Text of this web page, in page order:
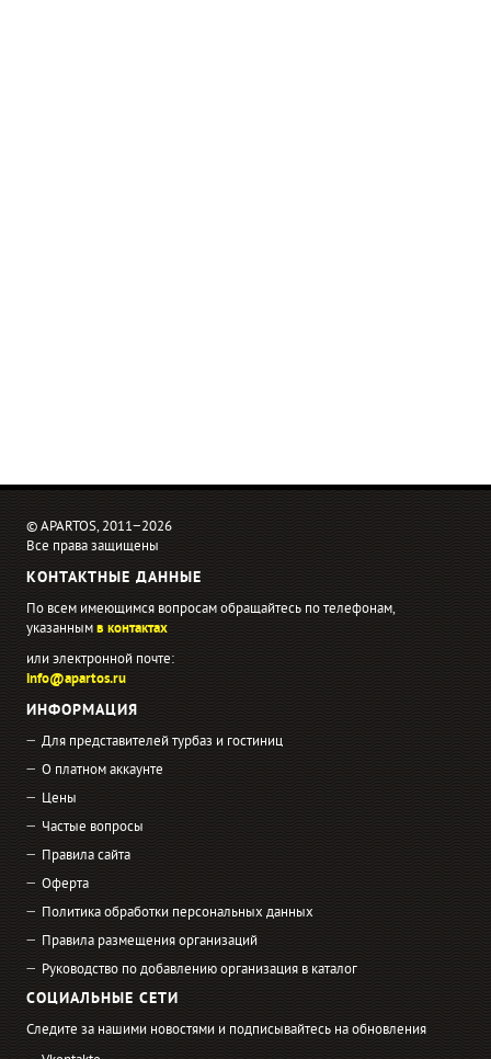
© APARTOS, 2011−2026
Все права защищены
КОНТАКТНЫЕ ДАННЫЕ
По всем имеющимся вопросам обращайтесь по телефонам,
указаннымв контактах
или электронной почте:
info@apartos.ru
ИНФОРМАЦИЯ
Для представителей турбаз и гостиниц
О платном аккаунте
Цены
Частые вопросы
Правила сайта
Оферта
Политика обработки персональных данных
Правила размещения организаций
Руководство по добавлению организация в каталог
СОЦИАЛЬНЫЕ СЕТИ
Следите за нашими новостями и подписывайтесь на обновления